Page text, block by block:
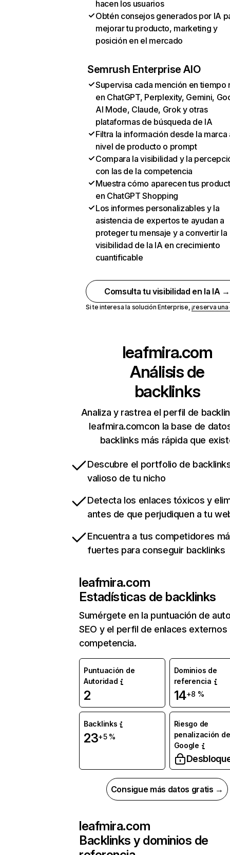
hacen los usuarios
Obtén consejos generados por IA
mejorar tu producto, marketing y
posición en el mercado
Semrush Enterprise AIO
Supervisa cada mención en tiempo
en ChatGPT, Perplexity, Gemini,
AI Mode, Claude, Grok y otras
plataformas de búsqueda de IA
Filtra la información desde la marca
nivel de producto o prompt
Compara la visibilidad y la
con las de la competencia
Muestra cómo aparecen tus
en ChatGPT Shopping
Los informes personalizables y la
asistencia de expertos te ayudan a
proteger tu mensaje y a convertir la
visibilidad de la IA en crecimiento
cuantificable
Comsulta tu visibilidad en la IA →
Si te interesa la solución Enterprise,¡reserva
leafmira.com
Análisis de
backlinks
Analiza y rastrea el perfil de
leafmira.comcon la base de
backlinks más rápida que
Descubre el portfolio de
valioso de tu nicho
Detecta los enlaces tóxicos y
antes de que perjudiquen a tu
Encuentra a tus competidores
fuertes para conseguir backlinks
leafmira.com
Estadísticas de backlinks
Sumérgete en la puntuación de
SEO y el perfil de enlaces externos
competencia.
Puntuación de
Autoridad
2
Dominios de
referencia
14+8 %
Backlinks
23+5 %
Riesgo de
penalización de
Google
Consigue más datos gratis →
leafmira.com
Backlinks y dominios de